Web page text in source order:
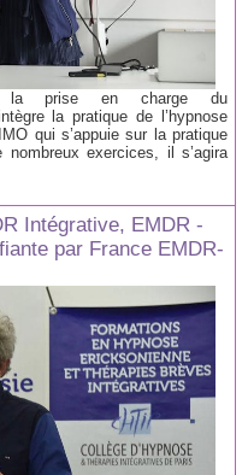
la prise en charge du
la pratique de l’hypnose
qui s’appuie sur la pratique
exercices, il s’agira
Intégrative, EMDR -
par France EMDR-